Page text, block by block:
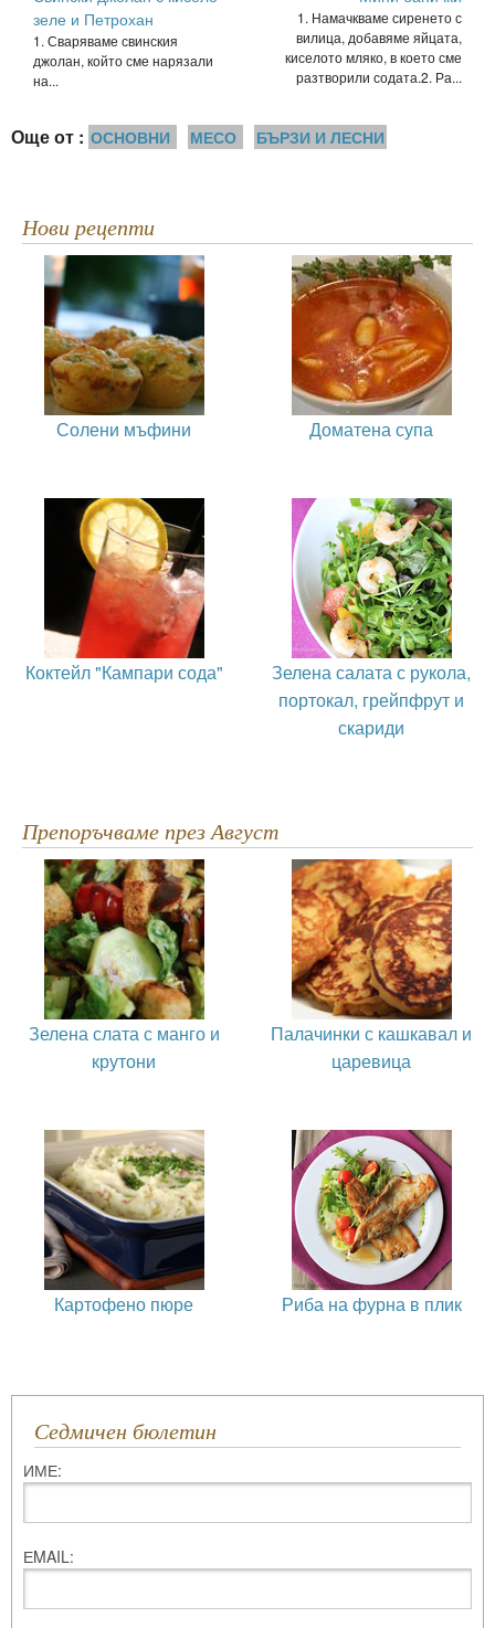
зеле и Петрохан
1. Сваряваме свинския
джолан, който сме нарязали
на...
1. Намачкваме сиренето с
вилица, добавяме яйцата,
киселото мляко, в което сме
разтворили содата.2. Ра...
Още от : ОСНОВНИ МЕСО БЪРЗИ И ЛЕСНИ
Нови рецепти
Солени мъфини Доматена супа
Коктейл "Кампари сода"
Зелена салата с рукола,
портокал, грейпфрут и
скариди
Препоръчваме през Август
Зелена слата с манго и
крутони
Палачинки с кашкавал и
царевица
Картофено пюре Риба на фурна в плик
Седмичен бюлетин
ИМЕ:
ЕMAIL: